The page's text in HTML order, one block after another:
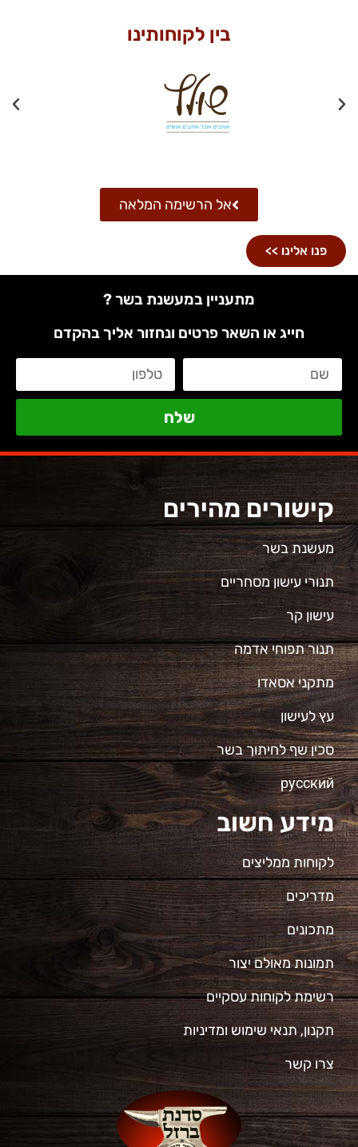
בין לקוחותינו
אל הרשימה המלאה
פנו אלינו >>
מתעניין במעשנת בשר ?
חייג או השאר פרטים ונחזור אליך בהקדם
שלח
קישורים מהירים
מעשנת בשר
תנורי עישון מסחריים
עישון קר
תנור תפוחי אדמה
מתקני אסאדו
עץ לעישון
סכין שף לחיתוך בשר
русский
מידע חשוב
לקוחות ממליצים
מדריכים
מתכונים
תמונות מאולם יצור
רשימת לקוחות עסקיים
תקנון, תנאי שימוש ומדיניות
צרו קשר